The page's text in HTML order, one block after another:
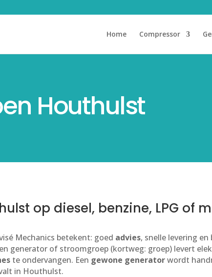
Home Compressor
Houthulst
op diesel, benzine, LPG of
Mechanics betekent: goed advies, snelle levering
generator of stroomgroep (kortweg: groep) levert
te ondervangen. Een gewone generatorwordt
in Houthulst.